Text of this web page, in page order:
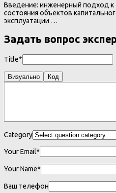
Введение: инженерный подход к
состояния объектов
эксплуатации …
Задать вопрос
Title*
Визуально Код
Category
Your Email*
Your Name*
Ваш телефон